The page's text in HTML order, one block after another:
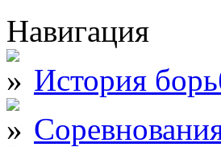
Навигация
История